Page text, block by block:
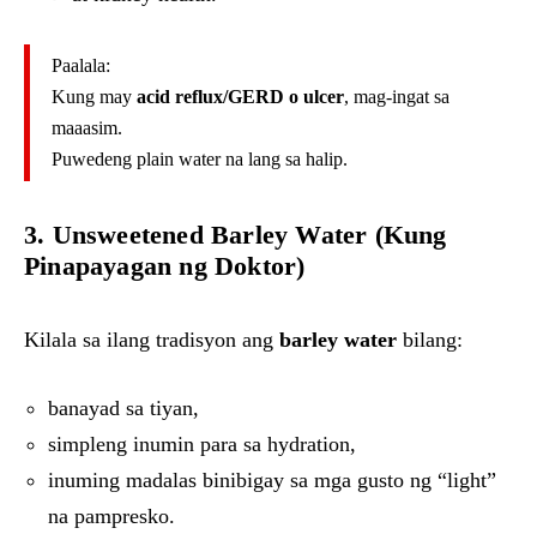
Paalala:
Kung may acid reflux/GERD o ulcer, mag-ingat sa
maaasim.
Puwedeng plain water na lang sa halip.
3. Unsweetened Barley Water (Kung
Pinapayagan ng Doktor)
Kilala sa ilang tradisyon ang barley water bilang:
banayad sa tiyan,
simpleng inumin para sa hydration,
inuming madalas binibigay sa mga gusto ng “light”
na pampresko.